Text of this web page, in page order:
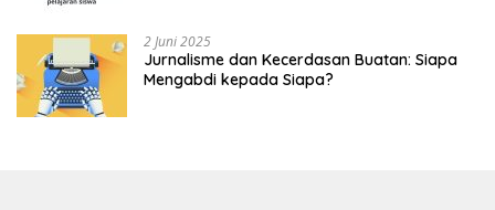
2 Juni 2025
Jurnalisme dan Kecerdasan Buatan: Siapa
Mengabdi kepada Siapa?